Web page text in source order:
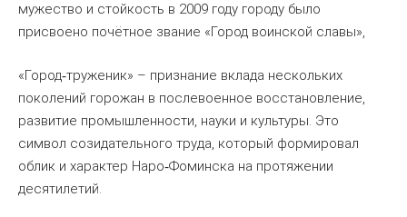
мужество и стойкость в 2009 году городу было
присвоено почётное звание «Город воинской славы»,
«Город‑труженик» – признание вклада нескольких
поколений горожан в послевоенное восстановление,
развитие промышленности, науки и культуры. Это
символ созидательного труда, который формировал
облик и характер Наро‑Фоминска на протяжении
десятилетий.